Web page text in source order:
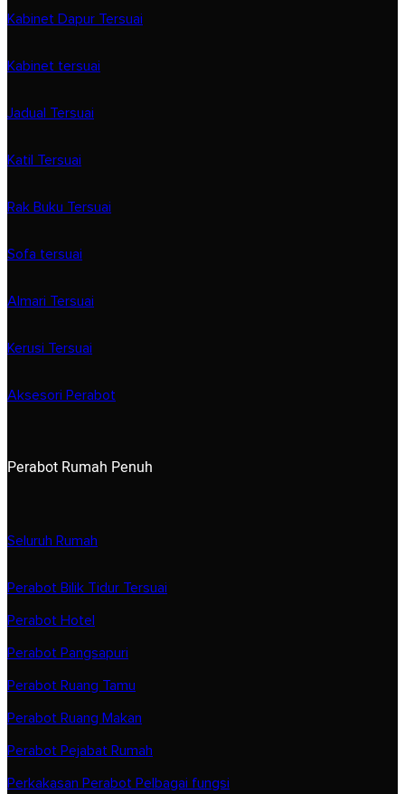
Kabinet Dapur Tersuai
Kabinet tersuai
Jadual Tersuai
Katil Tersuai
Rak Buku Tersuai
Sofa tersuai
Almari Tersuai
Kerusi Tersuai
Aksesori Perabot
Perabot Rumah Penuh
Seluruh Rumah
Perabot Bilik Tidur Tersuai
Perabot Hotel
Perabot Pangsapuri
Perabot Ruang Tamu
Perabot Ruang Makan
Perabot Pejabat Rumah
Perkakasan Perabot Pelbagai fungsi